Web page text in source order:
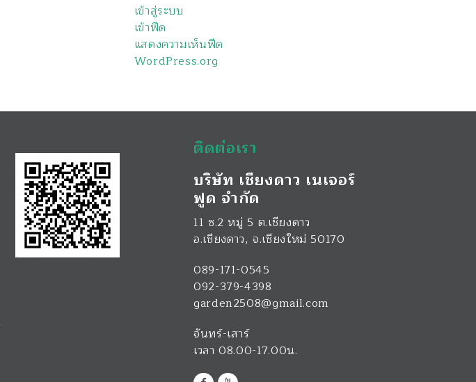
เข้าสู่ระบบ
เข้าฟีด
แสดงความเห็นฟีด
WordPress.org
ติดต่อเรา
บริษัท เชียงดาว เนเจอร์
ฟูด จำกัด
11 ซ.2 หมู่ 5 ต.เชียงดาว
อ.เชียงดาว, จ.เชียงใหม่ 50170
089-171-0545
092-379-4398
garden2508@gmail.com
จันทร์-เสาร์
เวลา 08.00-17.00น.